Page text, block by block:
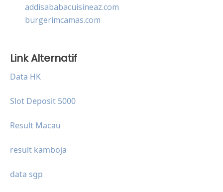
addisababacuisineaz.com
burgerimcamas.com
Link Alternatif
Data HK
Slot Deposit 5000
Result Macau
result kamboja
data sgp